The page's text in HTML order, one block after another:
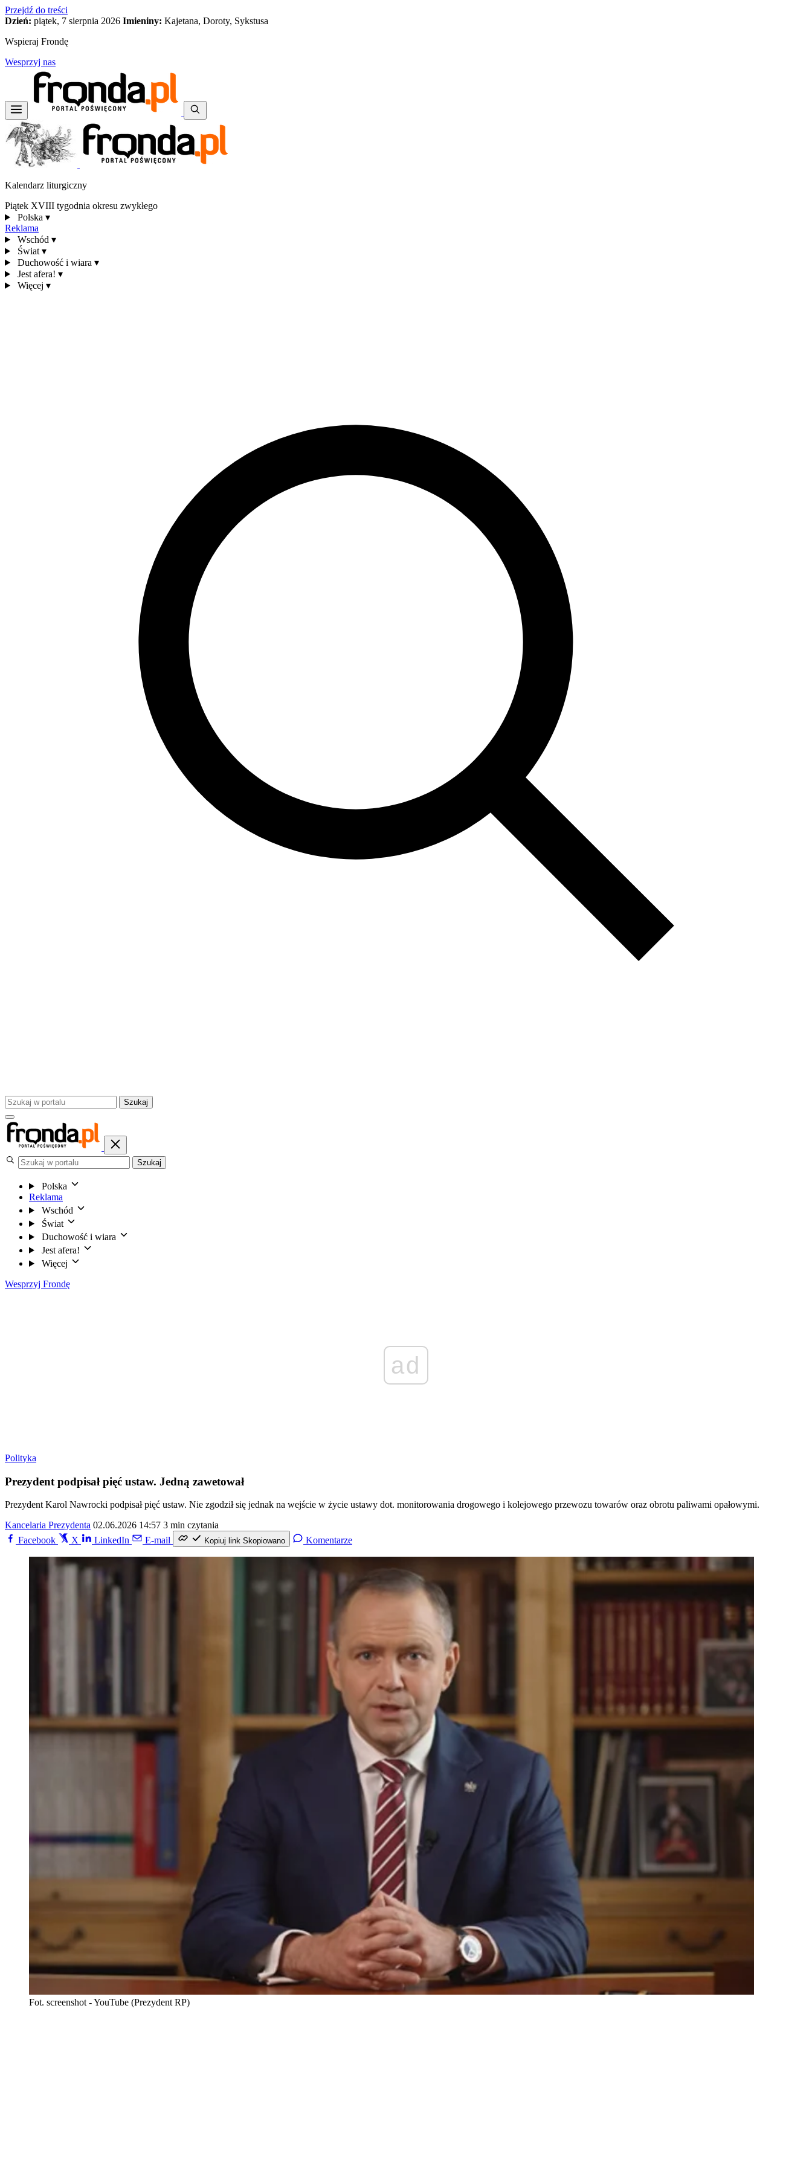
Przejdź do treści
Dzień: piątek, 7 sierpnia 2026 Imieniny: Kajetana, Doroty, Sykstusa
Wspieraj Frondę
Wesprzyj nas
Kalendarz liturgiczny
Piątek XVIII tygodnia okresu zwykłego
Polska ▾
Reklama
Wschód ▾
Świat ▾
Duchowość i wiara ▾
Jest afera! ▾
Więcej ▾
Szukaj
Szukaj
Polska
Reklama
Wschód
Świat
Duchowość i wiara
Jest afera!
Więcej
Wesprzyj Frondę
ad
Polityka
Prezydent podpisał pięć ustaw. Jedną zawetował
Prezydent Karol Nawrocki podpisał pięć ustaw. Nie zgodził się jednak na wejście w życie ustawy dot. monitorowania drogowego i kolejowego przewozu towarów oraz obrotu paliwami opałowymi.
Kancelaria Prezydenta 02.06.2026 14:57 3 min czytania
Facebook
X LinkedIn E-mail Kopiuj link Skopiowano Komentarze
Fot. screenshot - YouTube (Prezydent RP)